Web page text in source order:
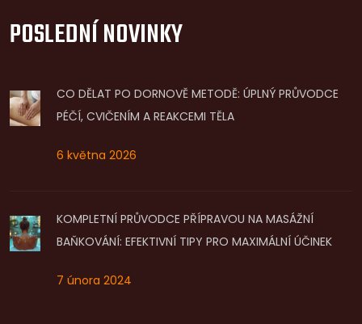
POSLEDNÍ NOVINKY
CO DĚLAT PO DORNOVĚ METODĚ: ÚPLNÝ PRŮVODCE
PÉČÍ, CVIČENÍM A REAKCEMI TĚLA
6 května 2026
KOMPLETNÍ PRŮVODCE PŘÍPRAVOU NA MASÁŽNÍ
BAŇKOVÁNÍ: EFEKTIVNÍ TIPY PRO MAXIMÁLNÍ ÚČINEK
7 února 2024